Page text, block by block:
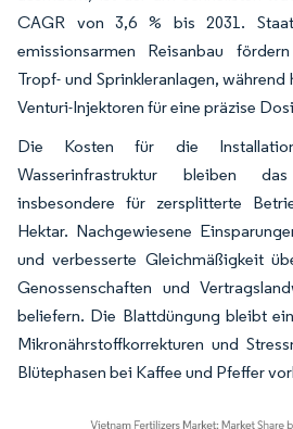
CAGR von 3,6 % bis 2031.
emissionsarmen Reisanbau
Tropf- und Sprinkleranlagen,
Venturi-Injektoren für eine präzise
Die Kosten für die
Wasserinfrastruktur bleiben
insbesondere für zersplitterte
Hektar. Nachgewiesene
und verbesserte Gleichmäßigkeit
Genossenschaften und
beliefern. Die Blattdüngung bleibt
Mikronährstoffkorrekturen und
Blütephasen bei Kaffee und Pfeffer